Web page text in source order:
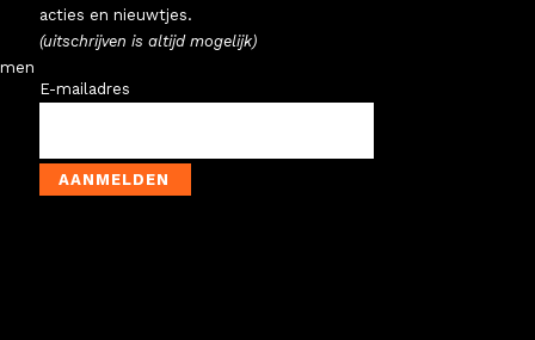
acties en nieuwtjes.
(uitschrijven is altijd mogelijk)
E-mailadres
AANMELDEN